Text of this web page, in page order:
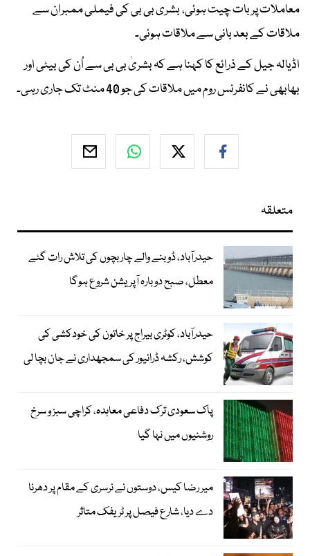
معاملات پر بات چیت ہوئی، بشری بی بی کی فیملی ممبران سے
ملاقات کے بعد بانی سے ملاقات ہوئی۔
اڈیالہ جیل کے ذرائع کا کہنا ہے کہ بشریٰ بی بی سے اُن کی بیٹی اور
بھابھی نے کانفرنس روم میں ملاقات کی جو 40 منٹ تک جاری رہی۔
متعلقہ
حیدرآباد، ڈوبنے والے چار بچوں کی تلاش رات گئے
معطل، صبح دوبارہ آپریشن شروع ہوگا
حیدرآباد، کوٹری بیراج پر خاتون کی خودکشی کی
کوشش، رکشہ ڈرائیور کی سمجھداری نے جان بچا لی
پاک سعودی ترک دفاعی معاہدہ، کراچی سبز و سرخ
روشنیوں میں نہا گیا
میر رضا کیس، دوستوں نے نرسری کے مقام پر دھرنا
دے دیا، شارع فیصل پر ٹریفک متاثر